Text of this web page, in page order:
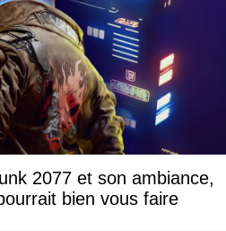
2077 et son ambiance,
bien vous faire